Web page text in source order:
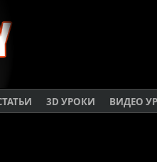
3D УРОКИ
ВИДЕО